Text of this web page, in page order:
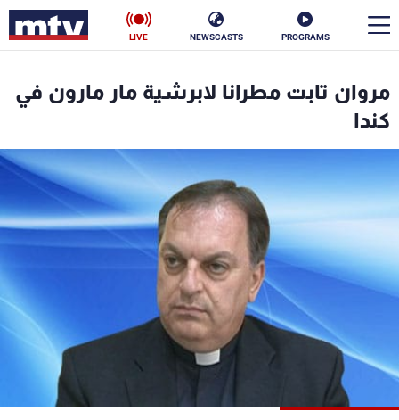
PROGRAMS
NEWSCASTS
LIVE
مروان تابت مطرانا لابرشية مار مارون في
كندا
الأخبار
ناس
إقتصاد فن
منوعات رياضة
كأس العالم
البرامج
جدول البرامج